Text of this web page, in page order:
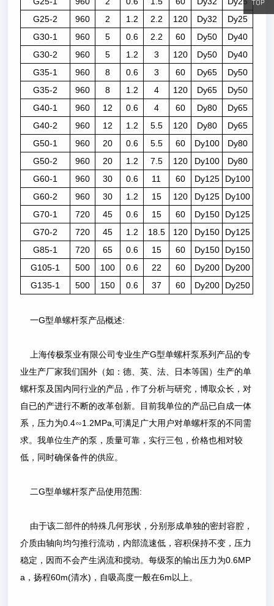
G25-2
960 2 1.2 2.2 120 Dy32
Dy25
G30-1
960 5 0.6 2.2 60 Dy50
Dy40
G30-2
960 5 1.2 3 120 Dy50
Dy40
G35-1
960 8 0.6 3 60 Dy65
Dy50
G35-2
960 8 1.2 4 120 Dy65
Dy50
G40-1
960 12 0.6 4 60 Dy80
Dy65
G40-2
960 12 1.2 5.5 120 Dy80
Dy65
G50-1
960 20 0.6 5.5 60 Dy100
Dy80
G50-2
960 20 1.2 7.5 120 Dy100
Dy80
G60-1
960 30 0.6 11 60 Dy125
Dy100
G60-2
960 30 1.2 15 120 Dy125
Dy100
G70-1
720 45 0.6 15 60 Dy150
Dy125
G70-2
720 45 1.2 18.5 120 Dy150
Dy125
G85-1
720 65 0.6 15 60 Dy150
Dy150
G105-1
500 100 0.6 22 60 Dy200
Dy200
G135-1
500 150 0.6 37 60 Dy200 Dy250
一G型单螺杆泵产品概述:
上海传极泵业有限公司专业生产G型单螺杆泵系列产品的专
业生产厂家我们国外（如：德、英、法、日本等国）生产的单
螺杆泵及国内同行业的产品，作了分析与研究，博取众长，对
自已的产进行不断的改革创新。目前我单位的产品已自成一体
系，压力为0.4∽1.2MPa,可满足广大用户对单螺杆泵的不同需
求。我单位生产的泵，质量可靠，实行三包，价格也相对较
低，同时确保备件的供应。
二G型单螺杆泵产品使用范围:
由于该二部件的特殊几何形状，分别形成单独的密封容腔，
介质由轴向均匀推行流动，内部流速低，容积保持不变，压力
稳定，因而不会产生涡流和搅动。每级泵的输出压力为0.6MP
a，扬程60m(清水)，自吸高度一般在6m以上。